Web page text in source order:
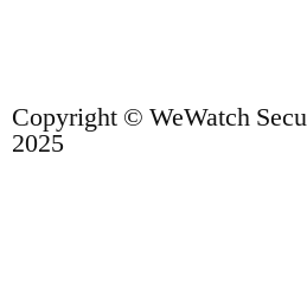
Copyright © WeWatch
2025